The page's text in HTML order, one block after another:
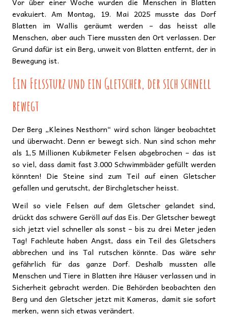
evakuiert. Am Montag, 19. Mai 2025 musste das Dorf
Blatten im Wallis geräumt werden – das heisst alle
Menschen, aber auch Tiere mussten den Ort verlassen. Der
Grund dafür ist ein Berg, unweit von Blatten entfernt, der in
Bewegung ist.
Ein Felssturz und ein Gletscher, der sich schnell
bewegt
Der Berg „Kleines Nesthorn“ wird schon länger beobachtet
und überwacht. Denn er bewegt sich. Nun sind schon mehr
als 1,5 Millionen Kubikmeter Felsen abgebrochen – das ist
so viel, dass damit fast 3.000 Schwimmbäder gefüllt werden
könnten! Die Steine sind zum Teil auf einen Gletscher
gefallen und gerutscht, der Birchgletscher heisst.
Weil so viele Felsen auf dem Gletscher gelandet sind,
drückt das schwere Geröll auf das Eis. Der Gletscher bewegt
sich jetzt viel schneller als sonst – bis zu drei Meter jeden
Tag! Fachleute haben Angst, dass ein Teil des Gletschers
abbrechen und ins Tal rutschen könnte. Das wäre sehr
gefährlich für das ganze Dorf. Deshalb mussten alle
Menschen und Tiere in Blatten ihre Häuser verlassen und in
Sicherheit gebracht werden. Die Behörden beobachten den
Berg und den Gletscher jetzt mit Kameras, damit sie sofort
merken, wenn sich etwas verändert.